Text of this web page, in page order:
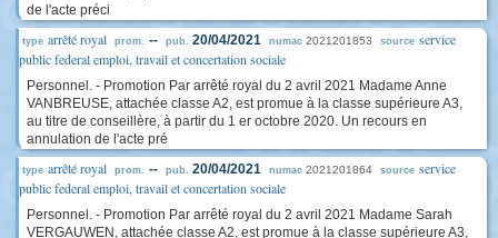
de l'acte préci
type arrêté royal prom. -- pub. 20/04/2021 numac 2021201853 source service
public federal emploi, travail et concertation sociale
Personnel. - Promotion Par arrêté royal du 2 avril 2021 Madame Anne
VANBREUSE, attachée classe A2, est promue à la classe supérieure A3,
au titre de conseillère, à partir du 1 er octobre 2020. Un recours en
annulation de l'acte pré
type arrêté royal prom. -- pub. 20/04/2021 numac 2021201864 source service
public federal emploi, travail et concertation sociale
Personnel. - Promotion Par arrêté royal du 2 avril 2021 Madame Sarah
VERGAUWEN, attachée classe A2, est promue à la classe supérieure A3,